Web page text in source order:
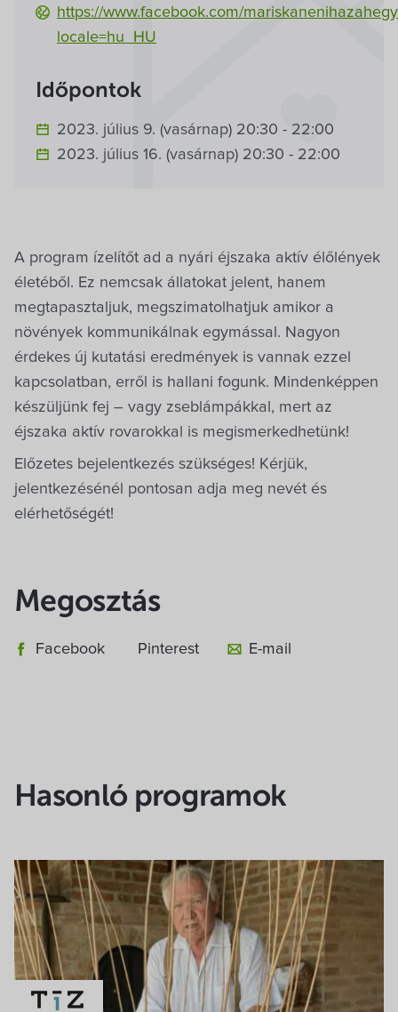
A program ízelítőt ad a nyári éjszaka aktív élőlények
életéből. Ez nemcsak állatokat jelent, hanem
megtapasztaljuk, megszimatolhatjuk amikor a
növények kommunikálnak egymással. Nagyon
érdekes új kutatási eredmények is vannak ezzel
kapcsolatban, erről is hallani fogunk. Mindenképpen
készüljünk fej – vagy zseblámpákkal, mert az
éjszaka aktív rovarokkal is megismerkedhetünk!
Előzetes bejelentkezés szükséges! Kérjük,
jelentkezésénél pontosan adja meg nevét és
elérhetőségét!
Megosztás
Facebook Pinterest E-mail
https://www.facebook.com/
locale=hu_HU
Időpontok
2023. július 9. (vasárnap) 20:30 - 22:00
2023. július 16. (vasárnap) 20:30 - 22:00
Hasonló programok